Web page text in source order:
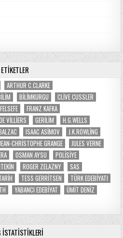
ETIKETLER
ARTHUR C.CLARKE
BILIMKURGU
CLIVE CUSSLER
FELSEFE
FRANZ KAFKA
VILLIERS GERILIM
H.G.WELLS
ISAAC ASIMOV
J.K.ROWLING
JEAN-CHRISTOPHE GRANGE
JULES VERNE
OSMAN AYSU
POLISIYE
ROGER ZELAZNY
SAS
TESS GERRITSEN
TÜRK EDEBIYATI
YABANCI EDEBIYAT
ÜMIT DENIZ
İSTATISTIKLERI